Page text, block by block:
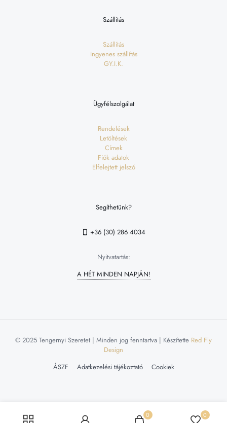
Szállítás
Szállítás
Ingyenes szállítás
GY.I.K.
Ügyfélszolgálat
Rendelések
Letöltések
Címek
Fiók adatok
Elfelejtett jelszó
Segíthetünk?
+36 (30) 286 4034
Nyitvatartás:
A HÉT MINDEN NAPJÁN!
© 2025 Tengernyi Szeretet | Minden jog fenntartva | Készítette Red Fly
Design
ÁSZF
Adatkezelési tájékoztató Cookiek
0 0